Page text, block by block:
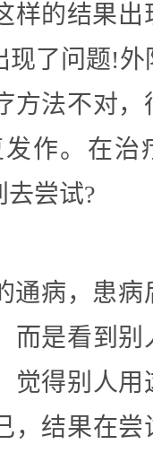
的结果出
现了问题!外
方法不对，
作。在治
尝试?
通病，患病
而是看到别
觉得别人用
结果在尝